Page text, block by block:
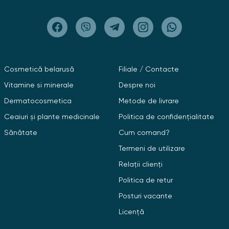
Cosmetică belarusă
Vitamine si minerale
Dermatocosmetica
Ceaiuri și plante medicinale
Sănătate
Filiale / Contacte
Despre noi
Metode de livrare
Politica de confidențialitate
Cum comand?
Termeni de utilizare
Relații clienți
Politica de retur
Posturi vacante
Licență